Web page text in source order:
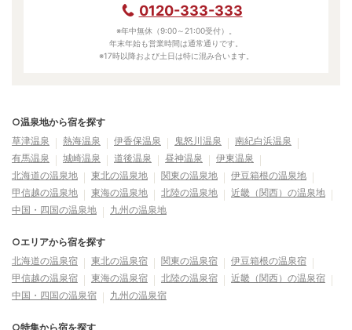
0120-333-333
※年中無休（9:00～21:00受付）。
年末年始も営業時間は通常通りです。
※17時以降および土日は特に混み合います。
○温泉地から宿を探す
草津温泉
熱海温泉 伊香保温泉 鬼怒川温泉
南紀白浜温泉
有馬温泉
城崎温泉 道後温泉 昼神温泉
伊東温泉
北海道の温泉地
東北の温泉地 関東の温泉地
伊豆箱根の温泉地
甲信越の温泉地
東海の温泉地 北陸の温泉地
近畿（関西）の温泉地
中国・四国の温泉地
九州の温泉地
○エリアから宿を探す
北海道の温泉宿
東北の温泉宿 関東の温泉宿
伊豆箱根の温泉宿
甲信越の温泉宿
東海の温泉宿 北陸の温泉宿
近畿（関西）の温泉宿
中国・四国の温泉宿
九州の温泉宿
○特集から宿を探す